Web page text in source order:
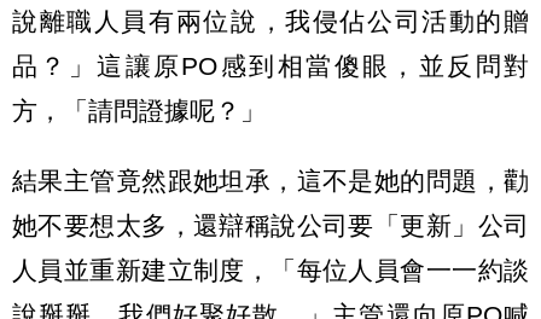
說離職人員有兩位說，我侵佔公司活動的贈
品？」這讓原PO感到相當傻眼，並反問對
方，「請問證據呢？」
結果主管竟然跟她坦承，這不是她的問題，勸
她不要想太多，還辯稱說公司要「更新」公司
人員並重新建立制度，「每位人員會一一約談